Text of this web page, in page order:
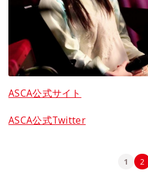
ASCA公式サイト
ASCA公式Twitter
1 2